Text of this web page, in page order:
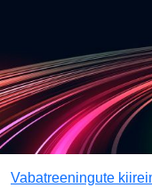
Vabatreeningute